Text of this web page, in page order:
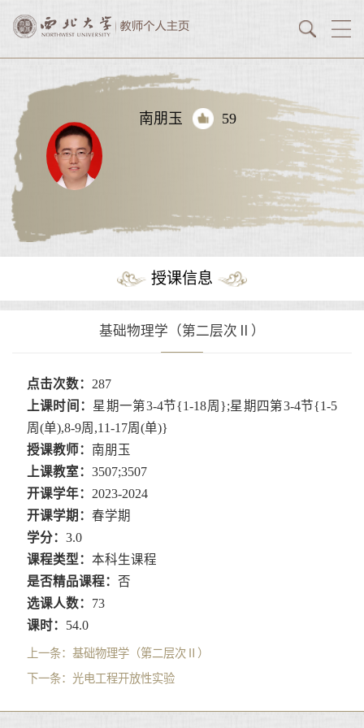
南朋玉 59
授课信息
基础物理学（第二层次Ⅱ）
点击次数： 287
上课时间： 星期一第3-4节{1-18周};星期四第3-4节{1-5
周(单),8-9周,11-17周(单)}
授课教师： 南朋玉
上课教室： 3507;3507
开课学年： 2023-2024
开课学期： 春学期
学分： 3.0
课程类型： 本科生课程
是否精品课程： 否
选课人数： 73
课时： 54.0
上一条： 基础物理学（第二层次Ⅱ）
下一条： 光电工程开放性实验